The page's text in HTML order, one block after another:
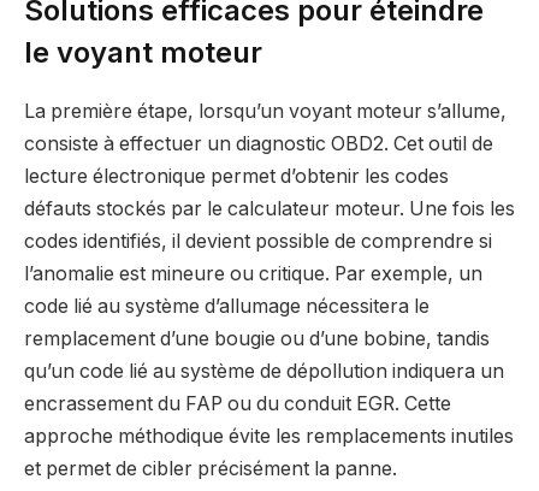
Solutions efficaces pour éteindre
le voyant moteur
La première étape, lorsqu’un voyant moteur s’allume,
consiste à effectuer un diagnostic OBD2. Cet outil de
lecture électronique permet d’obtenir les codes
défauts stockés par le calculateur moteur. Une fois les
codes identifiés, il devient possible de comprendre si
l’anomalie est mineure ou critique. Par exemple, un
code lié au système d’allumage nécessitera le
remplacement d’une bougie ou d’une bobine, tandis
qu’un code lié au système de dépollution indiquera un
encrassement du FAP ou du conduit EGR. Cette
approche méthodique évite les remplacements inutiles
et permet de cibler précisément la panne.